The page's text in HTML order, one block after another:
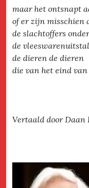
maar het ontsnapt
of er zijn misschien
de slachtoffers
de
de dieren de dieren
die van het eind
Vertaald door Daan